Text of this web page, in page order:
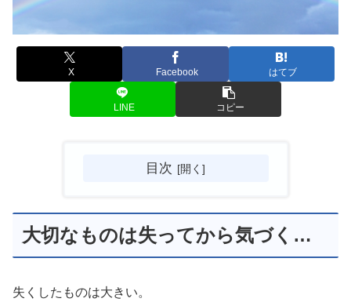
X Facebook はてブ
LINE コピー
目次
大切なものは失ってから気づく…
失くしたものは大きい。